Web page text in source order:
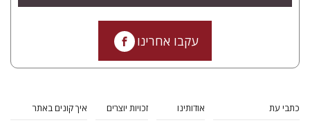
עקבו אחרינו
כתבי עת
אודותינו
זכויות יוצרים
איך קונים באתר